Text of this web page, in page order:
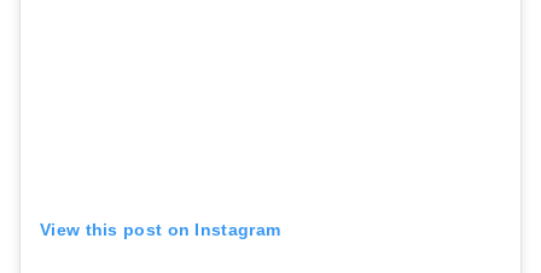
View this post on Instagram